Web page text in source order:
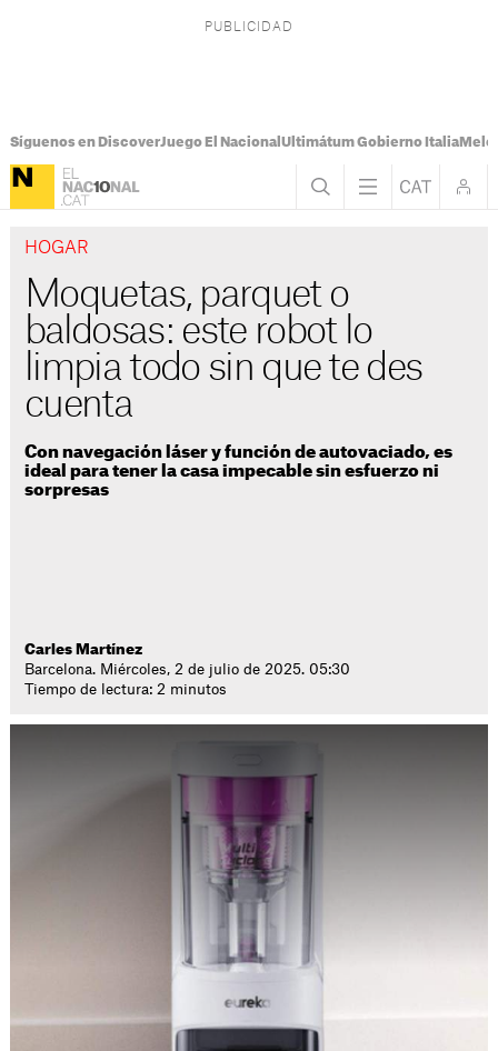
Síguenos en DiscoverJuego El Nacional Ultimátum Gobierno Italia
HOGAR
Moquetas, parquet o
baldosas: este robot lo
limpia todo sin que te des
cuenta
Con navegación láser y función de autovaciado, es
ideal para tener la casa impecable sin esfuerzo ni
sorpresas
Carles Martínez
Barcelona. Miércoles, 2 de julio de 2025. 05:30
Tiempo de lectura: 2 minutos